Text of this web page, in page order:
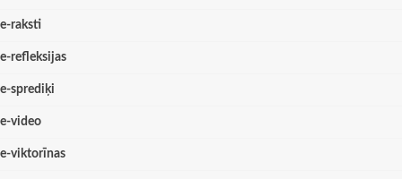
e-raksti
e-refleksijas
e-sprediķi
e-video
e-viktorīnas